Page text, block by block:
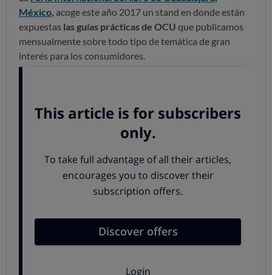
México acoge este año 2017 un stand en donde están
expuestas las guías prácticas de OCU que publicamos
mensualmente sobre todo tipo de temática de gran
interés para los consumidores.
encontrarnos hasta el 3 de diciembre en el stand
colectivo del Ayuntamiento de Madrid que este año es
la ciudad invitada de honor.